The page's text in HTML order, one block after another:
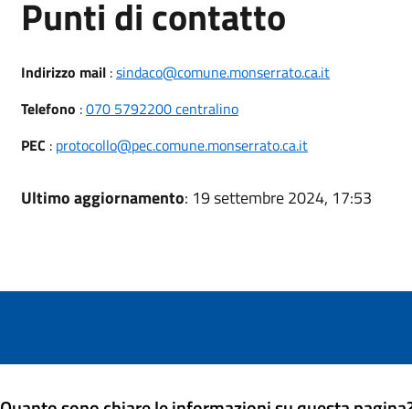
Punti di contatto
Indirizzo mail:sindaco@comune.monserrato.ca.it
Telefono :070 5792200 centralino
PEC : protocollo@pec.comune.monserrato.ca.it
Ultimo aggiornamento: 19 settembre 2024, 17:53